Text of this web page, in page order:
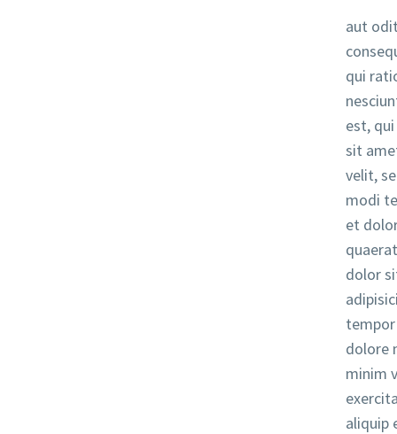
aut
qui
est,
sit
velit,
modi
et
dolor
dolore
minim
aliquip